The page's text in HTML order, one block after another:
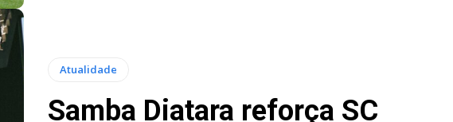
Atualidade
Samba Diatara reforça SC